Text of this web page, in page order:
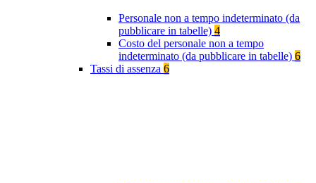
Personale non a tempo indeterminato (da
pubblicare in tabelle) 4
Costo del personale non a tempo
indeterminato (da pubblicare in tabelle) 6
Tassi di assenza 6